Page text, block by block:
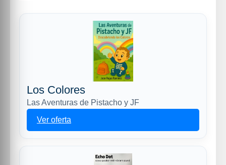
Los Colores
Las Aventuras de Pistacho y JF
Ver oferta